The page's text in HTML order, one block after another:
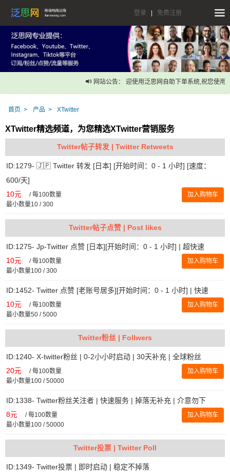
登录 免费注册
网站公告： 迎使用泛思网自助下单系统,祝您使用愉
首页 产品 XTwitter
XTwitter精选频道，为您精选XTwitter营销服务
Twitter帖子转发 | Twitter Retweets
ID:1279- 🇯🇵 Twitter 转发 [日本] [开始时间：0 - 1 小时] [速度：
600/天]
10元 /每100数量
最小数量10 / 300
加入购物车
Twitter帖子点赞 | Post likes
ID:1275- Jp-Twitter 点赞 [日本][开始时间：0 - 1 小时] | 超快速
10元 /每100数量
最小数量100 / 300
加入购物车
ID:1452- Twitter 点赞 [老账号居多][开始时间：0 - 1 小时] | 快速
10元 /每100数量
最小数量50 / 5000
加入购物车
Twitter粉丝 | Follwers
ID:1240- X-twitter粉丝 | 0-2小小时启动 | 30天补充 | 全球粉丝
20元 /每100数量
最小数量100 / 50000
加入购物车
ID:1338- Twitter粉丝关注者 | 快速服务 | 掉落无补充 | 介意勿下
8元 /每100数量
最小数量100 / 50000
加入购物车
Twitter投票 | Twitter Poll
ID:1349- Twitter投票 | 即时启动 | 稳定不掉落